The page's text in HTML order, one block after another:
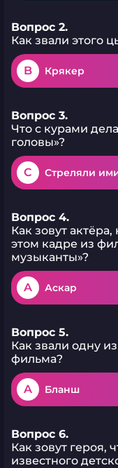
Вопрос 2.
Как звали этого
B Крякер
Вопрос 3.
Что с курами
головы»?
C Стреляли
Вопрос 4.
Как зовут
этом кадре из
музыканты»?
A Аскар
Вопрос 5.
Как звали одну
фильма?
A Бланш
Вопрос 6.
Как зовут героя,
известного